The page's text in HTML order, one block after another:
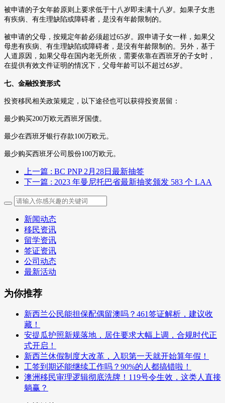
被申请的子女年龄原则上要求低于十八岁即未满十八岁。如果子女患
有疾病、有生理缺陷或障碍者，是没有年龄限制的。
被申请的父母，按规定年龄必须超过65岁。跟申请子女一样，如果父
母患有疾病、有生理缺陷或障碍者，是没有年龄限制的。另外，基于
人道原因，如果父母在国内老无所依，需要依靠在西班牙的子女时，
在提供有效文件证明的情况下，父母年龄可以不超过65岁。
七、金融投资形式
投资移民相关政策规定，以下途径也可以获得投资居留：
最少购买200万欧元西班牙国债。
最少在西班牙银行存款100万欧元。
最少购买西班牙公司股份100万欧元。
上一篇 : BC PNP 2月28日最新抽签
下一篇 : 2023 年曼尼托巴省最新抽奖颁发 583 个 LAA
新闻动态
移民资讯
留学资讯
签证资讯
公司动态
最新活动
为你推荐
新西兰公民能担保配偶留澳吗？461签证解析，建议收
藏！
安提瓜护照新规落地，居住要求大幅上调，合规时代正
式开启！
新西兰休假制度大改革，入职第一天就开始算年假！
工签到期还能继续工作吗？90%的人都搞错啦！
澳洲移民审理逻辑彻底洗牌！119号令生效，这类人直接
躺赢？